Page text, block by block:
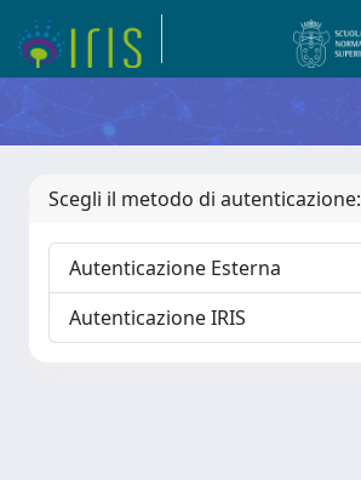
Scegli il metodo di autenticazione:
Autenticazione Esterna
Autenticazione IRIS